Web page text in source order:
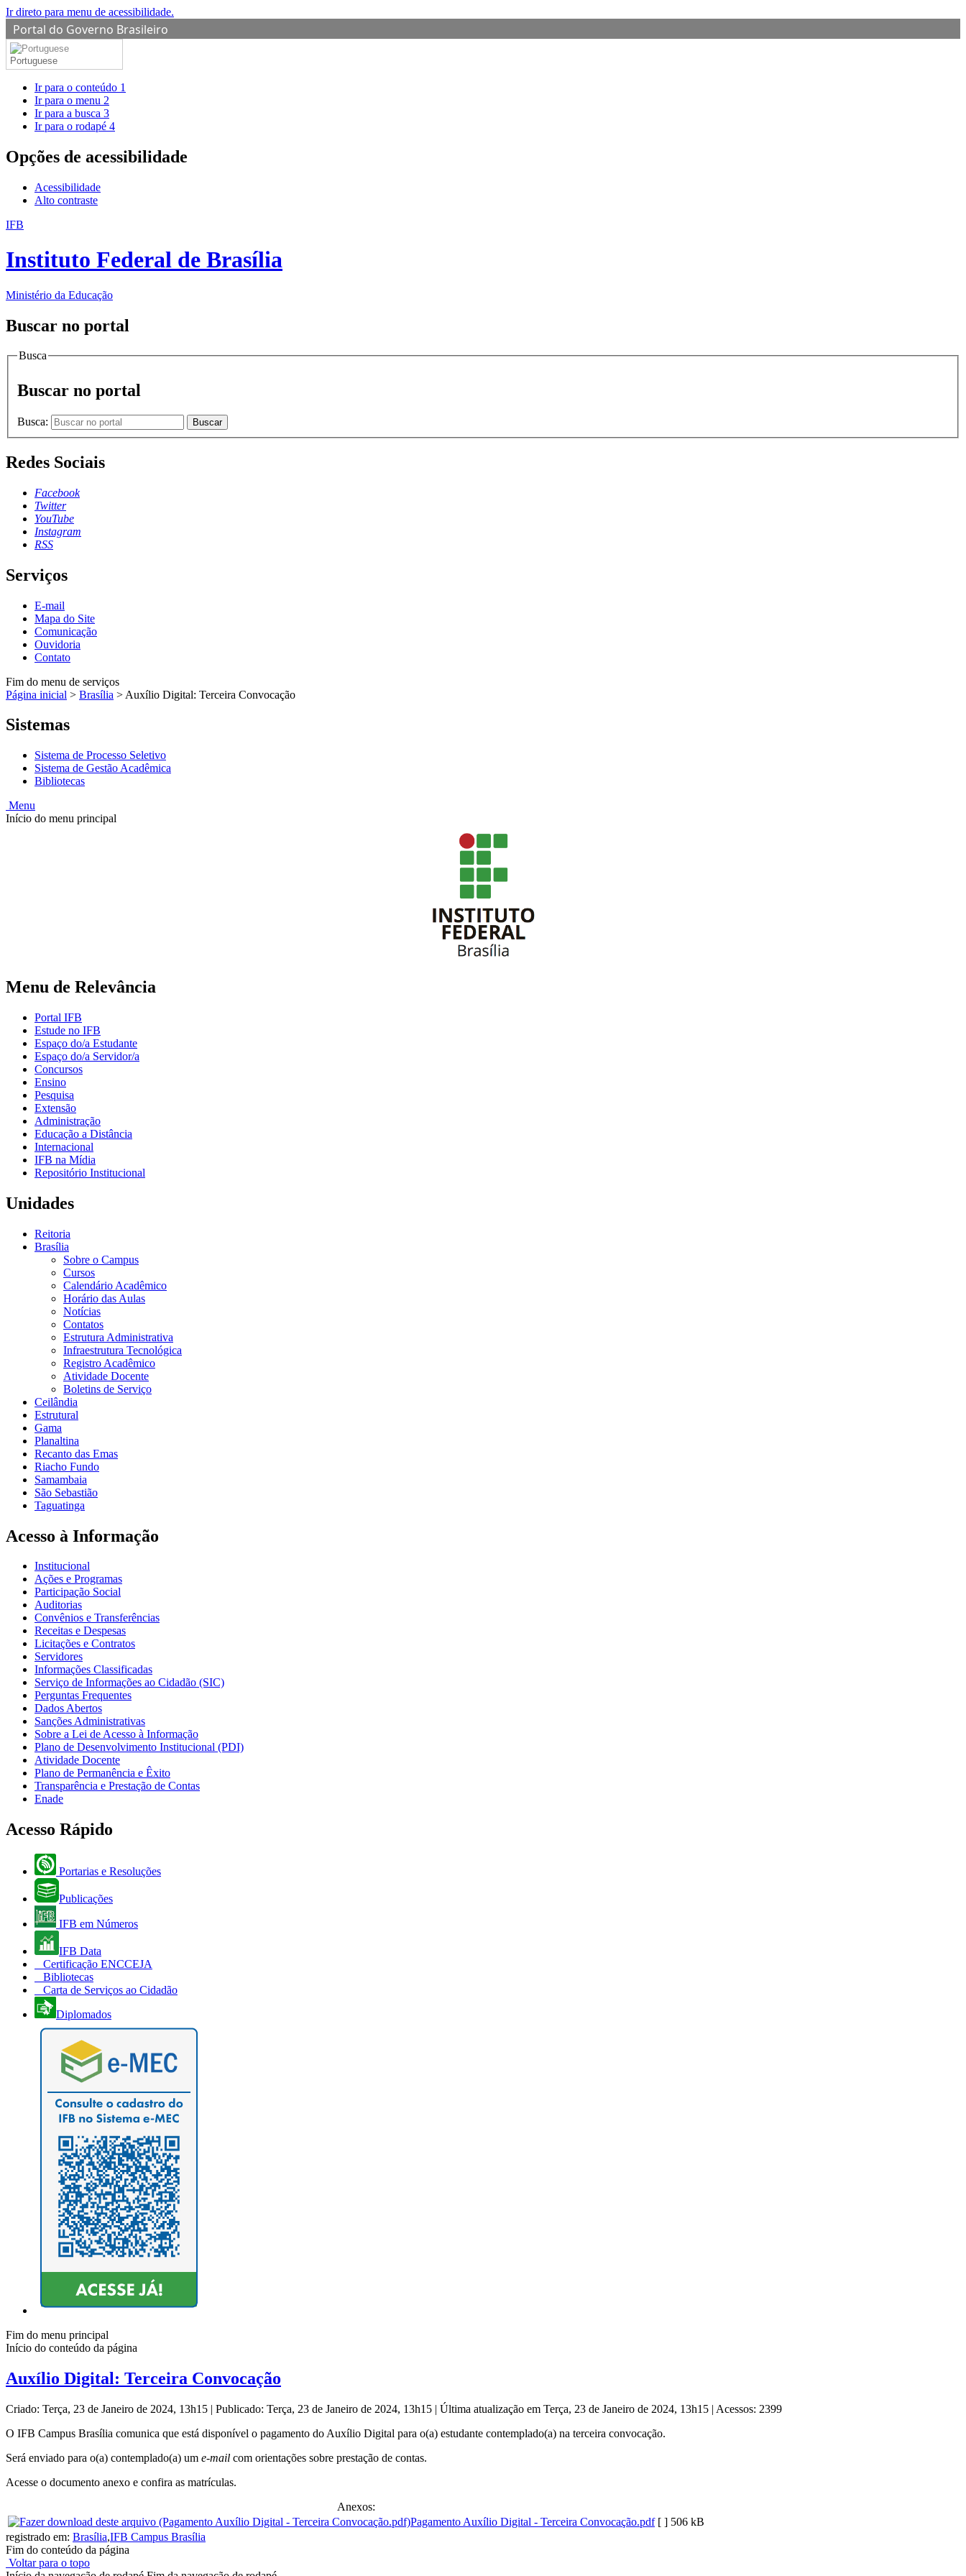
Ir direto para menu de acessibilidade.
Portal do Governo Brasileiro
Portuguese
Ir para o conteúdo 1
Ir para o menu 2
Ir para a busca 3
Ir para o rodapé 4
Opções de acessibilidade
Acessibilidade
Alto contraste
IFB
Instituto Federal de Brasília
Ministério da Educação
Buscar no portal
Busca
Buscar no portal
Busca: Buscar
Redes Sociais
Facebook
Twitter
YouTube
Instagram
RSS
Serviços
E-mail
Mapa do Site
Comunicação
Ouvidoria
Contato
Fim do menu de serviços
Página inicial > Brasília > Auxílio Digital: Terceira Convocação
Sistemas
Sistema de Processo Seletivo
Sistema de Gestão Acadêmica
Bibliotecas
Menu
Início do menu principal
Menu de Relevância
Portal IFB
Estude no IFB
Espaço do/a Estudante
Espaço do/a Servidor/a
Concursos
Ensino
Pesquisa
Extensão
Administração
Educação a Distância
Internacional
IFB na Mídia
Repositório Institucional
Unidades
Reitoria
Brasília
Sobre o Campus
Cursos
Calendário Acadêmico
Horário das Aulas
Notícias
Contatos
Estrutura Administrativa
Infraestrutura Tecnológica
Registro Acadêmico
Atividade Docente
Boletins de Serviço
Ceilândia
Estrutural
Gama
Planaltina
Recanto das Emas
Riacho Fundo
Samambaia
São Sebastião
Taguatinga
Acesso à Informação
Institucional
Ações e Programas
Participação Social
Auditorias
Convênios e Transferências
Receitas e Despesas
Licitações e Contratos
Servidores
Informações Classificadas
Serviço de Informações ao Cidadão (SIC)
Perguntas Frequentes
Dados Abertos
Sanções Administrativas
Sobre a Lei de Acesso à Informação
Plano de Desenvolvimento Institucional (PDI)
Atividade Docente
Plano de Permanência e Êxito
Transparência e Prestação de Contas
Enade
Acesso Rápido
Portarias e Resoluções
Publicações
IFB em Números
IFB Data
Certificação ENCCEJA
Bibliotecas
Carta de Serviços ao Cidadão
Diplomados
Fim do menu principal
Início do conteúdo da página
Auxílio Digital: Terceira Convocação
Criado: Terça, 23 de Janeiro de 2024, 13h15 | Publicado: Terça, 23 de Janeiro de 2024, 13h15 | Última atualização em Terça, 23 de Janeiro de 2024, 13h15 | Acessos: 2399
O IFB Campus Brasília comunica que está disponível o pagamento do Auxílio Digital para o(a) estudante contemplado(a) na terceira convocação.
Será enviado para o(a) contemplado(a) um e-mail com orientações sobre prestação de contas.
Acesse o documento anexo e confira as matrículas.
Anexos:
Pagamento Auxílio Digital - Terceira Convocação.pdf [ ] 506 kB
registrado em: Brasília,IFB Campus Brasília
Fim do conteúdo da página
Voltar para o topo